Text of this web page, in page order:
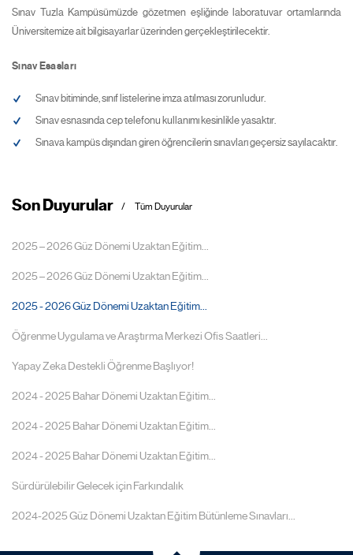
Sınav Tuzla Kampüsümüzde gözetmen eşliğinde laboratuvar ortamlarında
Üniversitemize ait bilgisayarlar üzerinden gerçekleştirilecektir.
Sınav Esasları
Sınav bitiminde, sınıf listelerine imza atılması zorunludur.
Sınav esnasında cep telefonu kullanımı kesinlikle yasaktır.
Sınava kampüs dışından giren öğrencilerin sınavları geçersiz sayılacaktır.
Son Duyurular Tüm Duyurular
2025 – 2026 Güz Dönemi Uzaktan Eğitim...
2025 – 2026 Güz Dönemi Uzaktan Eğitim...
2025 - 2026 Güz Dönemi Uzaktan Eğitim...
Öğrenme Uygulama ve Araştırma Merkezi Ofis Saatleri...
Yapay Zeka Destekli Öğrenme Başlıyor!
2024 - 2025 Bahar Dönemi Uzaktan Eğitim...
2024 - 2025 Bahar Dönemi Uzaktan Eğitim...
2024 - 2025 Bahar Dönemi Uzaktan Eğitim...
Sürdürülebilir Gelecek için Farkındalık
2024-2025 Güz Dönemi Uzaktan Eğitim Bütünleme Sınavları...